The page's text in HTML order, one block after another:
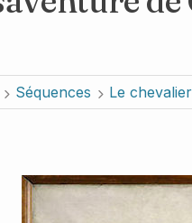
Séquences Le chevalier